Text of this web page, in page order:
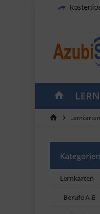
Lernkarten
Kategorien
Lernkarten
Berufe A-E